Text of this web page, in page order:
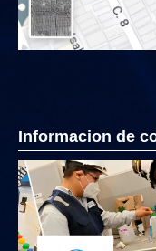
Informacion de